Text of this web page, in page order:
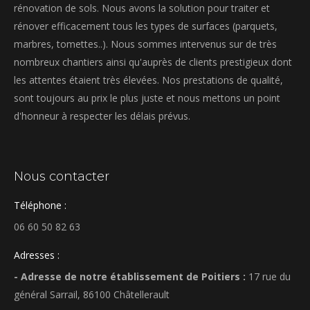
rénovation de sols. Nous avons la solution pour traiter et
rénover efficacement tous les types de surfaces (parquets,
marbres, tomettes..). Nous sommes intervenus sur de très
nombreux chantiers ainsi qu'auprès de clients prestigieux dont
les attentes étaient très élevées. Nos prestations de qualité,
sont toujours au prix le plus juste et nous mettons un point
d'honneur à respecter les délais prévus.
Nous contacter
Téléphone :
06 60 50 82 63
Adresses :
- Adresse de notre établissement de Poitiers : 17 rue du
général Sarrail, 86100 Châtellerault